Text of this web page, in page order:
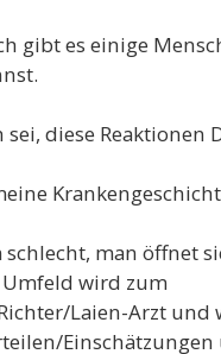
gibt es einige
sei, diese Reaktionen
schlecht, man öffnet
Umfeld wird zum
Laien-Arzt
Einschätzungen